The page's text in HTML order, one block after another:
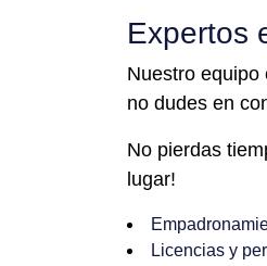
Expertos
Nuestro equipo
no dudes en
No pierdas
lugar!
Licencias y